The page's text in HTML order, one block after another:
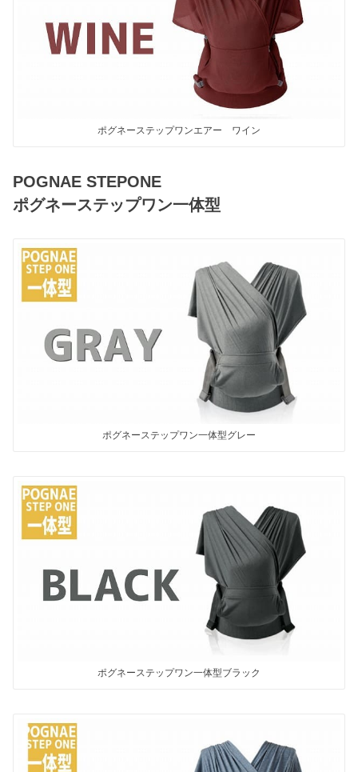
ポグネーステップワンエアー ワイン
POGNAE STEPONE
ポグネーステップワン一体型
ポグネーステップワン一体型グレー
ポグネーステップワン一体型ブラック